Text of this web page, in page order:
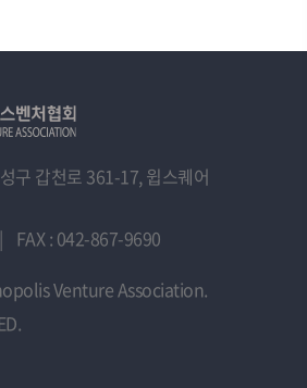
구 갑천로 361-17, 윕스퀘어
| FAX : 042-867-9690
Venture Association.